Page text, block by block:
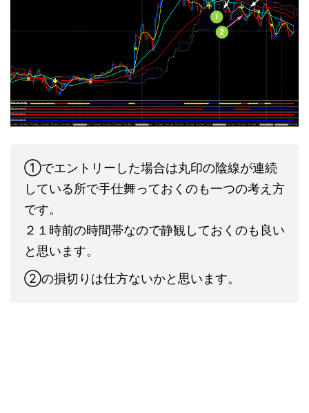
①でエントリーした場合は丸印の陰線が連続
している所で手仕舞っておくのも一つの考え方
です。
２１時前の時間帯なので静観しておくのも良い
と思います。
②の損切りは仕方ないかと思います。